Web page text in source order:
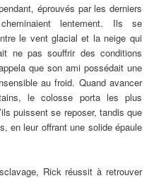
éprouvés par les derniers
lentement. Ils se
le vent glacial et la neige qui
ne pas souffrir des conditions
que son ami possédait une
au froid. Quand avancer
le colosse porta les plus
puissent se reposer, tandis que
en leur offrant une solide épaule
Rick réussit à retrouver